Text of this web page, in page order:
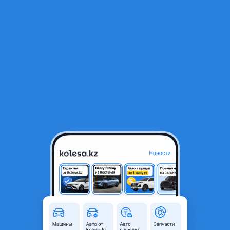
Пневмобаллон задний на Audi Q7
Алматы, Алматинская